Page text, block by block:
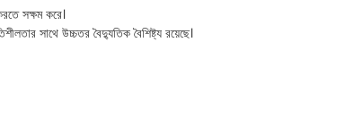
সক্ষম করে।
সাথে উচ্চতর বৈদ্যুতিক বৈশিষ্ট্য রয়েছে।